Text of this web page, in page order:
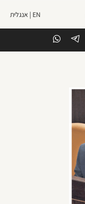
EN | אנגלית